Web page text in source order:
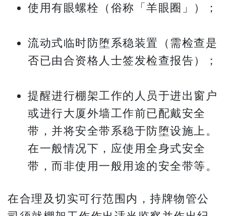
使用有眼螺栓（俗称「羊眼圈」）；
流动式临时防堕系稳装置（需检查是
否已由合资格人士签发检查报告）；
提醒进行棚架工作的人员于进出窗户
或进行大厦外墙工作前已配戴安全
带，并将安全带系稳于防堕设施上。
在一般情况下，应使用全身式安全
带，而非使用一般用途的安全带等。
在合理及切实可行范围内，持牌物管公